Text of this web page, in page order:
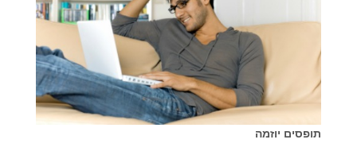
שדרוג קורות חיים
שאלות נפוצות
התנתקות
תופסים יוזמה